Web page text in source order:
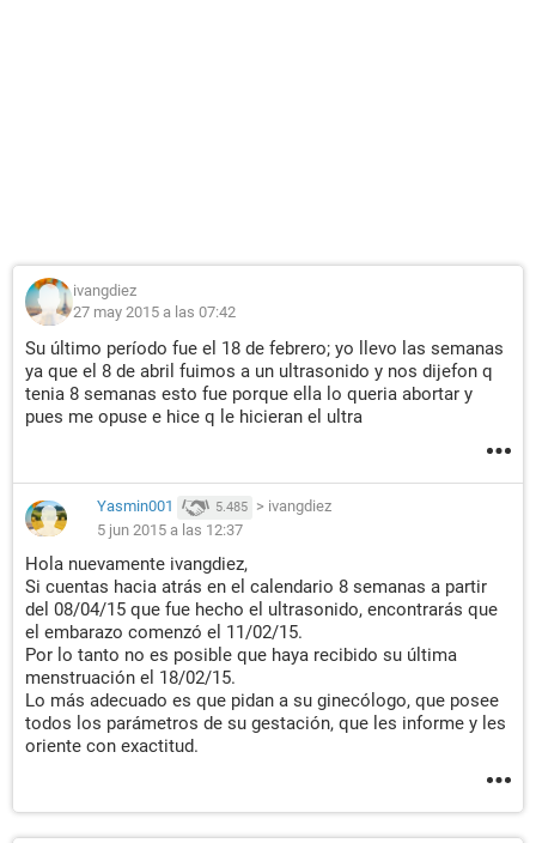
ivangdiez
27 may 2015 a las 07:42
Su último período fue el 18 de febrero; yo llevo las semanas
ya que el 8 de abril fuimos a un ultrasonido y nos dijefon q
tenia 8 semanas esto fue porque ella lo queria abortar y
pues me opuse e hice q le hicieran el ultra
Yasmin001 5.485 > ivangdiez
5 jun 2015 a las 12:37
Hola nuevamente ivangdiez,
Si cuentas hacia atrás en el calendario 8 semanas a partir
del 08/04/15 que fue hecho el ultrasonido, encontrarás que
el embarazo comenzó el 11/02/15.
Por lo tanto no es posible que haya recibido su última
menstruación el 18/02/15.
Lo más adecuado es que pidan a su ginecólogo, que posee
todos los parámetros de su gestación, que les informe y les
oriente con exactitud.